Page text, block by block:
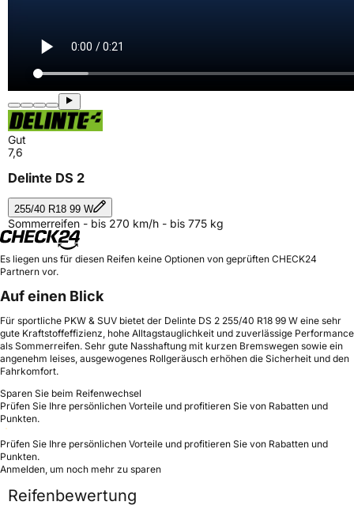
Gut
7,6
Delinte DS 2
255/40 R18 99 W
Sommerreifen - bis 270 km/h - bis 775 kg
Es liegen uns für diesen Reifen keine Optionen von geprüften CHECK24
Partnern vor.
Auf einen Blick
Für sportliche PKW & SUV bietet der Delinte DS 2 255/40 R18 99 W eine sehr
gute Kraftstoffeffizienz, hohe Alltagstauglichkeit und zuverlässige Performance
als Sommerreifen. Sehr gute Nasshaftung mit kurzen Bremswegen sowie ein
angenehm leises, ausgewogenes Rollgeräusch erhöhen die Sicherheit und den
Fahrkomfort.
Sparen Sie beim Reifenwechsel
Prüfen Sie Ihre persönlichen Vorteile und profitieren Sie von Rabatten und
Punkten.
Prüfen Sie Ihre persönlichen Vorteile und profitieren Sie von Rabatten und
Punkten.
Anmelden, um noch mehr zu sparen
Reifenbewertung